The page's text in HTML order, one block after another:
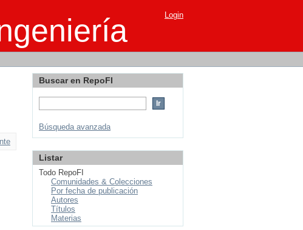
Login
Buscar en RepoFI
Búsqueda avanzada
Listar
Todo RepoFI
Comunidades & Colecciones
Por fecha de publicación
Autores
Títulos
Materias